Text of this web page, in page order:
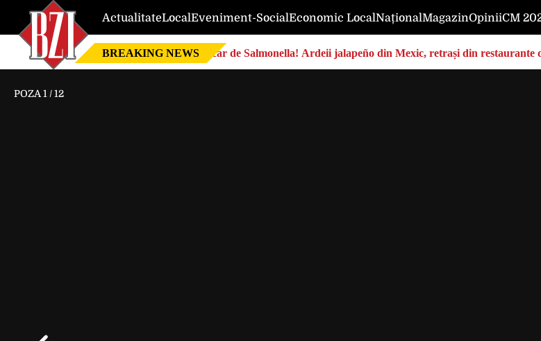
ActualitateLocalEveniment-SocialEconomic LocalNaționalMagazinOpiniiCM
BREAKING NEWS Focar de Salmonella! Ardeii jalapeño din Mexic, retrași din restaurante
POZA 1 /12